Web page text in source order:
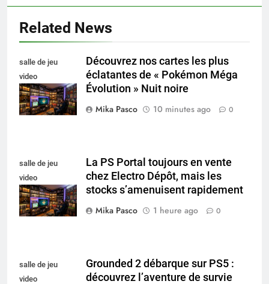
Related News
salle de jeu
video
collectionneur
Découvrez nos cartes les plus
éclatantes de « Pokémon Méga
Évolution » Nuit noire
Mika Pasco
10 minutes ago 0
salle de jeu
video
collectionneur
La PS Portal toujours en vente
chez Electro Dépôt, mais les
stocks s’amenuisent rapidement
Mika Pasco
1 heure ago 0
salle de jeu
video
Grounded 2 débarque sur PS5 :
découvrez l’aventure de survie